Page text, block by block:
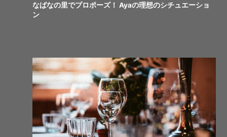
なばなの里でプロポーズ！ Ayaの理想のシチュエーショ
ン